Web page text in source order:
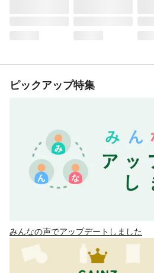
ピックアップ特集
みんなの声でアップデートしました